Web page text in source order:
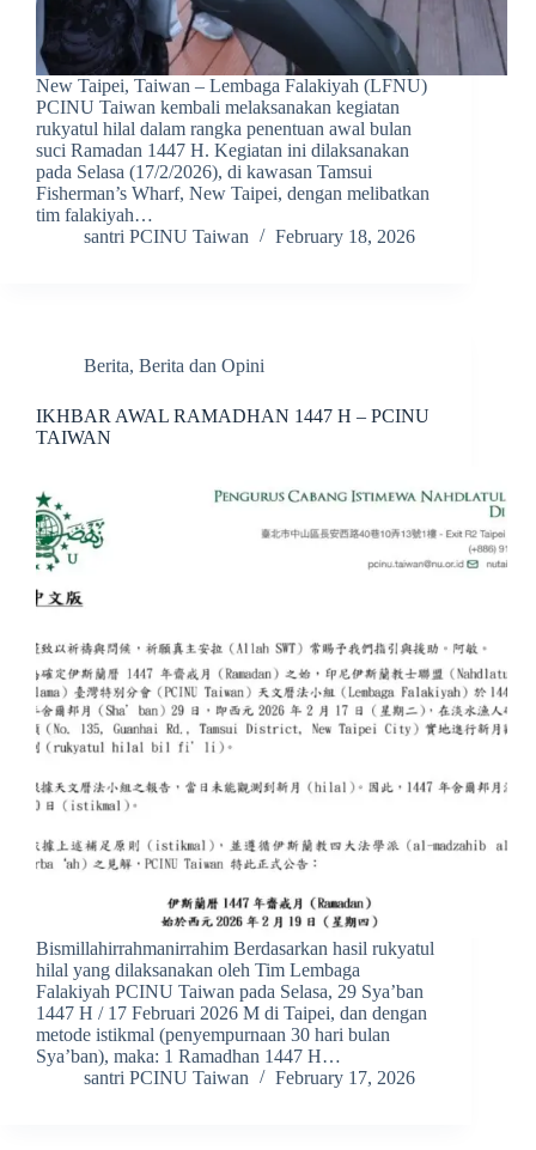
New Taipei, Taiwan – Lembaga Falakiyah (LFNU)
PCINU Taiwan kembali melaksanakan kegiatan
rukyatul hilal dalam rangka penentuan awal bulan
suci Ramadan 1447 H. Kegiatan ini dilaksanakan
pada Selasa (17/2/2026), di kawasan Tamsui
Fisherman’s Wharf, New Taipei, dengan melibatkan
tim falakiyah…
santri PCINU Taiwan
February 18, 2026
Berita, Berita dan Opini
IKHBAR AWAL RAMADHAN 1447 H – PCINU
TAIWAN
Bismillahirrahmanirrahim Berdasarkan hasil rukyatul
hilal yang dilaksanakan oleh Tim Lembaga
Falakiyah PCINU Taiwan pada Selasa, 29 Sya’ban
1447 H / 17 Februari 2026 M di Taipei, dan dengan
metode istikmal (penyempurnaan 30 hari bulan
Sya’ban), maka: 1 Ramadhan 1447 H…
santri PCINU Taiwan
February 17, 2026